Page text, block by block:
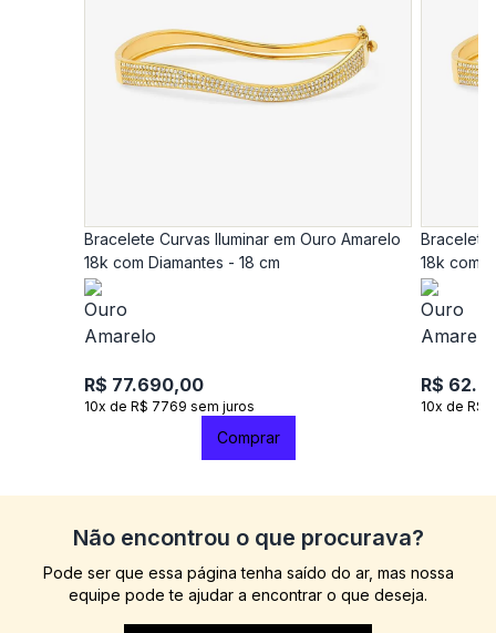
Bracelete Curvas Iluminar em Ouro Amarelo
18k com Diamantes - 18 cm
R$ 77.690,00
10x de R$ 7769 sem juros
Bracelete
18k com
R$
10x de R$
Comprar
Não encontrou o que procurava?
Pode ser que essa página tenha saído do ar, mas nossa
equipe pode te ajudar a encontrar o que deseja.